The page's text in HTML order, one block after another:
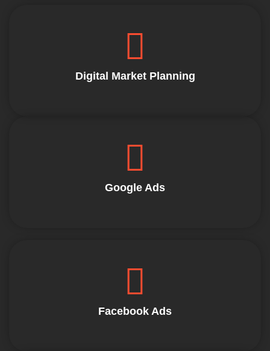
Digital Market Planning
Google Ads
Facebook Ads